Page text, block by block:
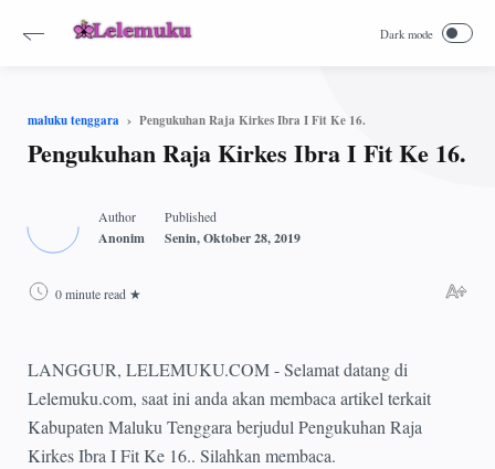
maluku tenggara Pengukuhan Raja Kirkes Ibra I Fit Ke 16.
Pengukuhan Raja Kirkes Ibra I Fit Ke 16.
0 minute read
LANGGUR, LELEMUKU.COM - Selamat datang di
Lelemuku.com, saat ini anda akan membaca artikel terkait
Kabupaten Maluku Tenggara berjudul Pengukuhan Raja
Kirkes Ibra I Fit Ke 16.. Silahkan membaca.